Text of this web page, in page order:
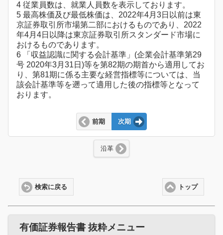
4 従業員数は、就業人員数を表示しております。
5 最高株価及び最低株価は、2022年4月3日以前は東
京証券取引所市場第二部におけるものであり、2022
年4月4日以降は東京証券取引所スタンダード市場に
おけるものであります。
6 「収益認識に関する会計基準」(企業会計基準第29
号 2020年3月31日)等を第82期の期首から適用してお
り、第81期に係る主要な経営指標等については、当
該会計基準等を遡って適用した後の指標等となって
おります。
前期 次期
沿革
トップ
検索に戻る
有価証券報告書 抜粋メニュー